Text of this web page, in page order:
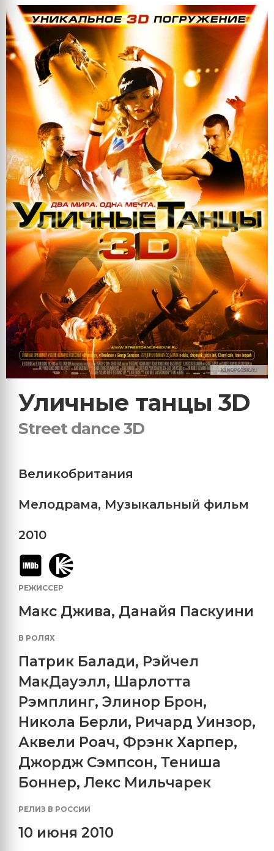
Уличные танцы 3D
Street danсe 3D
Великобритания
Мелодрама, Музыкальный фильм
2010
РЕЖИССЕР
Макс Джива, Данайя Паскуини
В РОЛЯХ
Патрик Балади, Рэйчел
МакДауэлл, Шарлотта
Рэмплинг, Элинор Брон,
Никола Берли, Ричард Уинзор,
Аквели Роач, Фрэнк Харпер,
Джордж Сэмпсон, Тениша
Боннер, Лекс Мильчарек
РЕЛИЗ В РОССИИ
10 июня 2010